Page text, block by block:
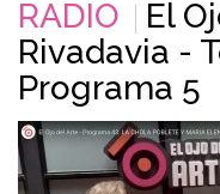
RADIO
El
Rivadavia -
Programa 5